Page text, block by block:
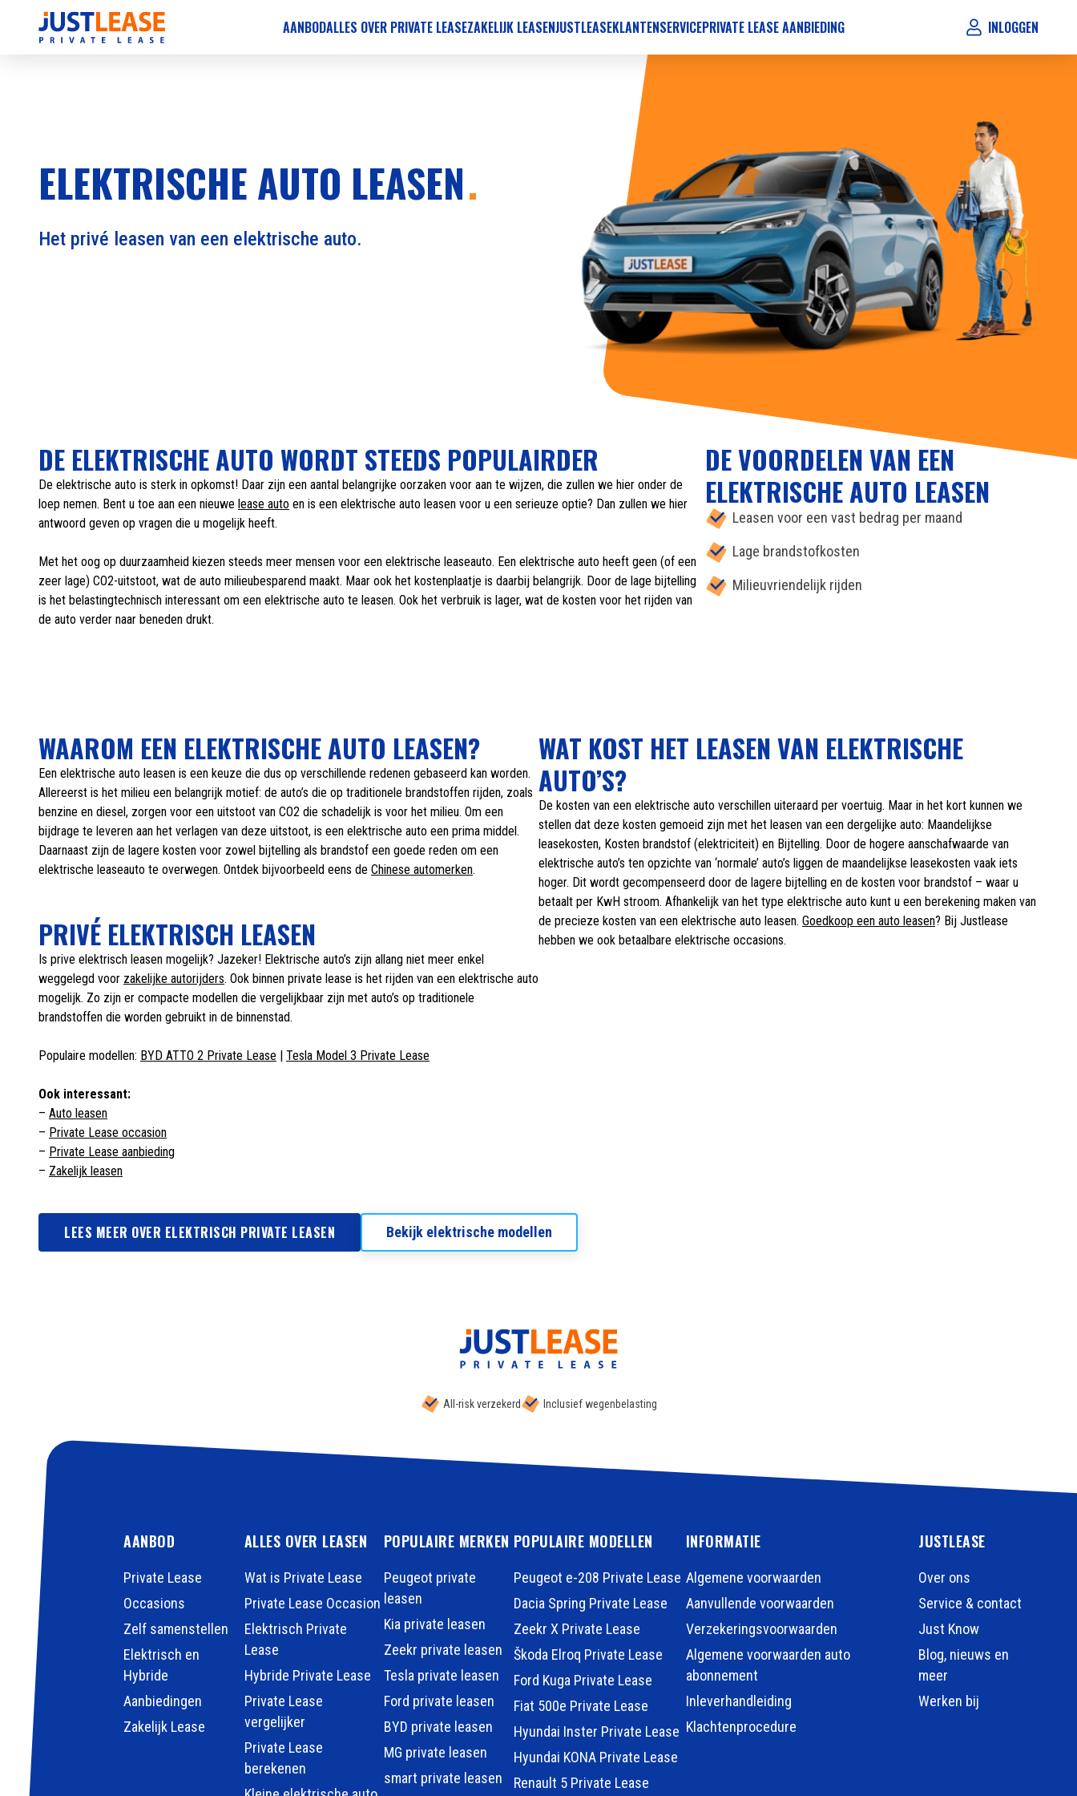
AANBODALLES OVER PRIVATE LEASEZAKELIJK LEASENJUSTLEASEKLANTENSERVICEPRIVATE LEASE AANBIEDING INLOGGEN
ELEKTRISCHE AUTO LEASEN
Het privé leasen van een elektrische auto.
DE ELEKTRISCHE AUTO WORDT STEEDS POPULAIRDER
De elektrische auto is sterk in opkomst! Daar zijn een aantal belangrijke oorzaken voor aan te wijzen, die zullen we hier onder de
loep nemen. Bent u toe aan een nieuwe lease auto en is een elektrische auto leasen voor u een serieuze optie? Dan zullen we hier
antwoord geven op vragen die u mogelijk heeft.
Met het oog op duurzaamheid kiezen steeds meer mensen voor een elektrische leaseauto. Een elektrische auto heeft geen (of een
zeer lage) CO2-uitstoot, wat de auto milieubesparend maakt. Maar ook het kostenplaatje is daarbij belangrijk. Door de lage bijtelling
is het belastingtechnisch interessant om een elektrische auto te leasen. Ook het verbruik is lager, wat de kosten voor het rijden van
de auto verder naar beneden drukt.
DE VOORDELEN VAN EEN
ELEKTRISCHE AUTO LEASEN
Leasen voor een vast bedrag per maand
Lage brandstofkosten
Milieuvriendelijk rijden
WAAROM EEN ELEKTRISCHE AUTO LEASEN?
Een elektrische auto leasen is een keuze die dus op verschillende redenen gebaseerd kan worden.
Allereerst is het milieu een belangrijk motief: de auto’s die op traditionele brandstoffen rijden, zoals
benzine en diesel, zorgen voor een uitstoot van CO2 die schadelijk is voor het milieu. Om een
bijdrage te leveren aan het verlagen van deze uitstoot, is een elektrische auto een prima middel.
Daarnaast zijn de lagere kosten voor zowel bijtelling als brandstof een goede reden om een
elektrische leaseauto te overwegen. Ontdek bijvoorbeeld eens de Chinese automerken.
PRIVÉ ELEKTRISCH LEASEN
Is prive elektrisch leasen mogelijk? Jazeker! Elektrische auto’s zijn allang niet meer enkel
weggelegd voor zakelijke autorijders. Ook binnen private lease is het rijden van een elektrische auto
mogelijk. Zo zijn er compacte modellen die vergelijkbaar zijn met auto’s op traditionele
brandstoffen die worden gebruikt in de binnenstad.
Populaire modellen: BYD ATTO 2 Private Lease Tesla Model 3 Private Lease
Ook interessant:
– Auto leasen
– Private Lease occasion
– Private Lease aanbieding
– Zakelijk leasen
WAT KOST HET LEASEN VAN ELEKTRISCHE
AUTO’S?
De kosten van een elektrische auto verschillen uiteraard per voertuig. Maar in het kort kunnen we
stellen dat deze kosten gemoeid zijn met het leasen van een dergelijke auto: Maandelijkse
leasekosten, Kosten brandstof (elektriciteit) en Bijtelling. Door de hogere aanschafwaarde van
elektrische auto’s ten opzichte van ‘normale’ auto’s liggen de maandelijkse leasekosten vaak iets
hoger. Dit wordt gecompenseerd door de lagere bijtelling en de kosten voor brandstof – waar u
betaalt per KwH stroom. Afhankelijk van het type elektrische auto kunt u een berekening maken van
de precieze kosten van een elektrische auto leasen. Goedkoop een auto leasen? Bij Justlease
hebben we ook betaalbare elektrische occasions.
LEES MEER OVER ELEKTRISCH PRIVATE LEASEN Bekijk elektrische modellen
All-risk verzekerd Inclusief wegenbelasting
AANBOD
Private Lease
Occasions
Zelf samenstellen
Elektrisch en
Hybride
Aanbiedingen
Zakelijk Lease
ALLES OVER LEASEN
Wat is Private Lease
Private Lease Occasion
Elektrisch Private
Lease
Hybride Private Lease
Private Lease
vergelijker
Private Lease
berekenen
POPULAIRE MERKEN
Peugeot private
leasen
Kia private leasen
Zeekr private leasen
Tesla private leasen
Ford private leasen
BYD private leasen
MG private leasen
smart private leasen
POPULAIRE MODELLEN
Peugeot e-208 Private Lease
Dacia Spring Private Lease
Zeekr X Private Lease
Škoda Elroq Private Lease
Ford Kuga Private Lease
Fiat 500e Private Lease
Hyundai Inster Private Lease
Hyundai KONA Private Lease
Renault 5 Private Lease
INFORMATIE
Algemene voorwaarden
Aanvullende voorwaarden
Verzekeringsvoorwaarden
Algemene voorwaarden auto
abonnement
Inleverhandleiding
Klachtenprocedure
JUSTLEASE
Over ons
Service & contact
Just Know
Blog, nieuws en
meer
Werken bij